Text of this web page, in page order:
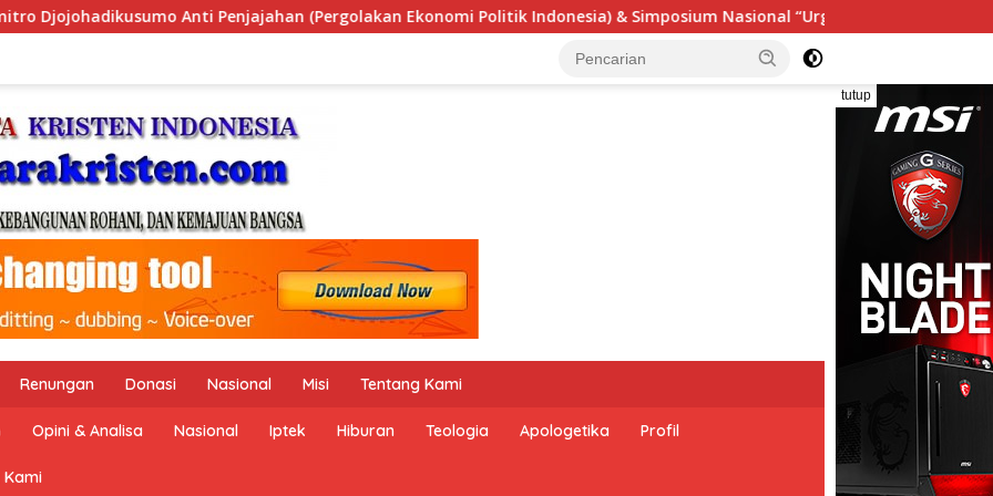
Ekonomi Politik Indonesia) & Simposium Nasional “Urgensi Undang-Undang Perekonomian Nasional dan Kesejahteraan
tutup
Renungan Donasi Nasional Misi Tentang Kami
Opini & Analisa Nasional Iptek Hiburan Teologia Apologetika Profil
Kami